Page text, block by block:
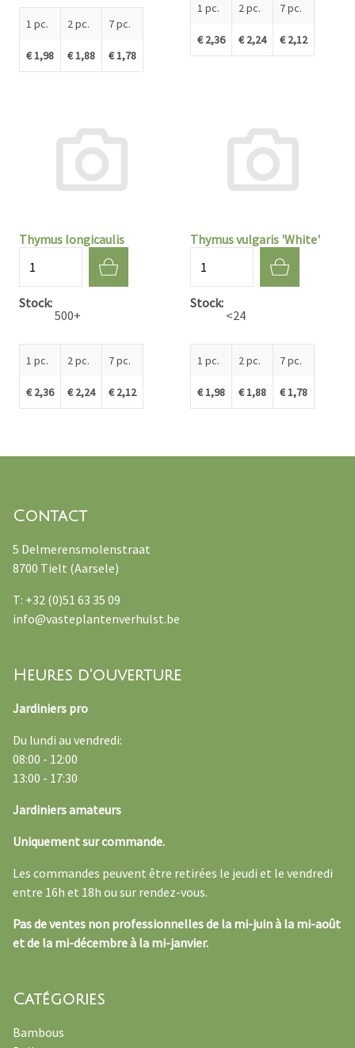
1 pc.
€ 1,98
2 pc.
€ 1,88
7 pc.
€ 1,78
1 pc.
€ 2,36
2 pc.
€ 2,24
7 pc.
€ 2,12
Thymus longicaulis
Stock
500+
1 pc.
€ 2,36
2 pc.
€ 2,24
7 pc.
€ 2,12
Thymus vulgaris 'White'
Stock
<24
1 pc.
€ 1,98
2 pc.
€ 1,88
7 pc.
€ 1,78
Contact
5 Delmerensmolenstraat
8700 Tielt (Aarsele)
T: +32 (0)51 63 35 09
info@vasteplantenverhulst.be
Heures d'ouverture
Jardiniers pro
Du lundi au vendredi:
08:00 - 12:00
13:00 - 17:30
Jardiniers amateurs
Uniquement sur commande.
Les commandes peuvent être retirées le jeudi et le vendredi
entre 16h et 18h ou sur rendez-vous.
Pas de ventes non professionnelles de la mi-juin à la mi-août
et de la mi-décembre à la mi-janvier.
Catégories
Bambous